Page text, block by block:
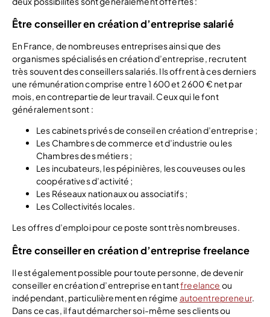
Être conseiller en création d’entreprise salarié
En France, de nombreuses entreprises ainsi que des
organismes spécialisés en création d’entreprise, recrutent
très souvent des conseillers salariés. Ils offrent à ces derniers
une rémunération comprise entre 1 600 et 2 600 € net par
mois, en contrepartie de leur travail. Ceux qui le font
généralement sont :
Les cabinets privés de conseil en création d’entreprise ;
Les Chambres de commerce et d’industrie ou les
Chambres des métiers ;
Les incubateurs, les pépinières, les couveuses ou les
coopératives d’activité ;
Les Réseaux nationaux ou associatifs ;
Les Collectivités locales.
Les offres d’emploi pour ce poste sont très nombreuses.
Être conseiller en création d’entreprise freelance
Il est également possible pour toute personne, de devenir
conseiller en création d’entreprise en tantfreelance ou
indépendant, particulièrement en régime autoentrepreneur.
Dans ce cas, il faut démarcher soi-même ses clients ou